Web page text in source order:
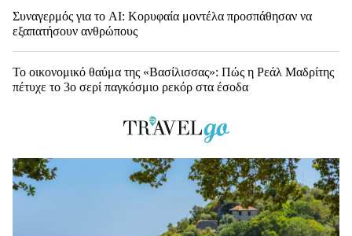
Συναγερμός για το AI: Κορυφαία μοντέλα προσπάθησαν να
εξαπατήσουν ανθρώπους
Το οικονομικό θαύμα της «Βασίλισσας»: Πώς η Ρεάλ Μαδρίτης
πέτυχε το 3ο σερί παγκόσμιο ρεκόρ στα έσοδα